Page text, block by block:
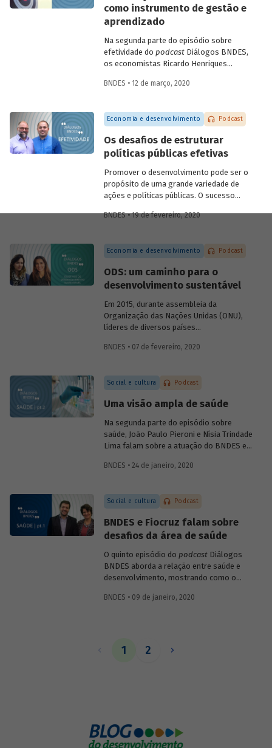
futuras.
como instrumento de gestão e
aprendizado
Na segunda parte do episódio sobre
efetividade do podcastDiálogos BNDES,
os economistas Ricardo Henriques
(BNDES) conversam sobre a importância
evidências, de desenvolver projetos-
piloto para depois dar escala às ações e
rever ou ajustar as iniciativas. Eles
discutem ainda quais são as tendências
do tema para os próximos anos.
BNDES • 12 de março, 2020
Economia e desenvolvimento Podcast
Os desafios de estruturar
políticas públicas efetivas
Promover o desenvolvimento pode ser o
propósito de uma grande variedade de
ações e políticas públicas. O sucesso
Alcançar o(s) objetivo(s) almejado(s)
monitorar e avaliar um conjunto de
foram alcançadas e, se necessário,
corrigir rumos.
BNDES • 19 de fevereiro, 2020
Economia e desenvolvimento Podcast
ODS: um caminho para o
desenvolvimento sustentável
Em 2015, durante assembleia da
Organização das Nações Unidas (ONU),
líderes de diversos países
comum em prol do desenvolvimento
Sustentável, os ODS. No sexto episódio
, Marta
Bandeira de Freitas (BNDES) e Tatiana
Araújo (CEBDS) falam sobre importância
dessa agenda para enfrentar os principais
desafios relacionados ao
BNDES • 07 de fevereiro, 2020
Social e cultura Podcast
Uma visão ampla de saúde
Na segunda parte do episódio sobre
saúde, João Paulo Pieroni e Nísia Trindade
Lima falam sobre a atuação do BNDES e
instituições contribuem para a
chamado complexo industrial e de
BNDES • 24 de janeiro, 2020
Social e cultura Podcast
BNDES e Fiocruz falam sobre
desafios da área de saúde
O quinto episódio do podcastDiálogos
BNDES aborda a relação entre saúde e
desenvolvimento, mostrando como o
a capacidade produtiva da população, mas
tecnologia.
BNDES • 09 de janeiro, 2020
1 2